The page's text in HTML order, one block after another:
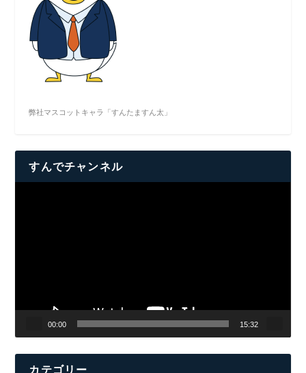
弊社マスコットキャラ「すんたますん太」
すんでチャンネル
00:00 15:32
カテゴリー